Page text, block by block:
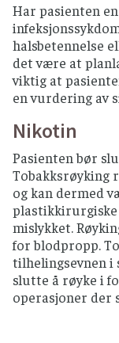
Har pasienten
halsbetennelse
det være at
viktig at
en vurdering av
Nikotin
Pasienten bør
Tobakksrøyking
og kan dermed
mislykket.
for blodpropp.
tilhelingsevnen i
slutte å røyke i
operasjoner der